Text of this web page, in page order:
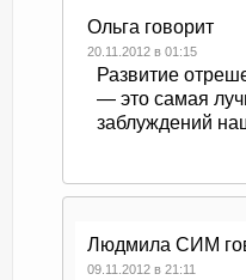
Ольга говорит
20.11.2012 в 01:15
Развитие
— это самая
заблуждений
Людмила СИМ
09.11.2012 в 21:11